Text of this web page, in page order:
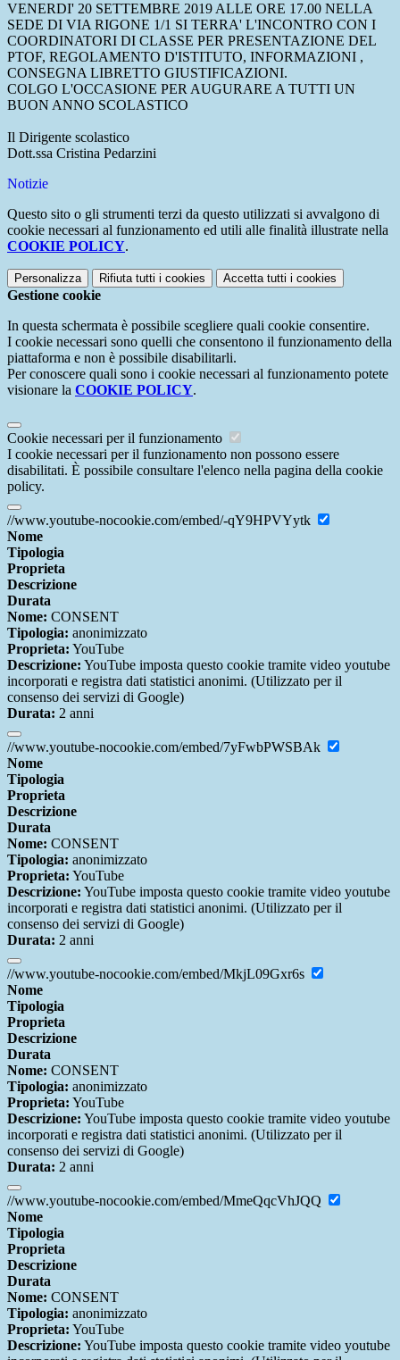
VENERDI' 20 SETTEMBRE 2019 ALLE ORE 17.00 NELLA
SEDE DI VIA RIGONE 1/1 SI TERRA' L'INCONTRO CON I
COORDINATORI DI CLASSE PER PRESENTAZIONE DEL
PTOF, REGOLAMENTO D'ISTITUTO, INFORMAZIONI ,
CONSEGNA LIBRETTO GIUSTIFICAZIONI.
COLGO L'OCCASIONE PER AUGURARE A TUTTI UN
BUON ANNO SCOLASTICO
Il Dirigente scolastico
Dott.ssa Cristina Pedarzini
Notizie
Questo sito o gli strumenti terzi da questo utilizzati si avvalgono di
cookie necessari al funzionamento ed utili alle finalità illustrate nella
COOKIE POLICY.
Personalizza Rifiuta tutti i cookies Accetta tutti i cookies
Gestione cookie
In questa schermata è possibile scegliere quali cookie consentire.
I cookie necessari sono quelli che consentono il funzionamento della
piattaforma e non è possibile disabilitarli.
Per conoscere quali sono i cookie necessari al funzionamento potete
visionare la COOKIE POLICY.
Cookie necessari per il funzionamento
I cookie necessari per il funzionamento non possono essere
disabilitati. È possibile consultare l'elenco nella pagina della cookie
policy.
//www.youtube-nocookie.com/embed/-qY9HPVYytk
Nome
Tipologia
Proprieta
Descrizione
Durata
Nome: CONSENT
Tipologia: anonimizzato
Proprieta: YouTube
Descrizione: YouTube imposta questo cookie tramite video youtube
incorporati e registra dati statistici anonimi. (Utilizzato per il
consenso dei servizi di Google)
Durata: 2 anni
//www.youtube-nocookie.com/embed/7yFwbPWSBAk
Nome
Tipologia
Proprieta
Descrizione
Durata
Nome: CONSENT
Tipologia: anonimizzato
Proprieta: YouTube
Descrizione: YouTube imposta questo cookie tramite video youtube
incorporati e registra dati statistici anonimi. (Utilizzato per il
consenso dei servizi di Google)
Durata: 2 anni
//www.youtube-nocookie.com/embed/MkjL09Gxr6s
Nome
Tipologia
Proprieta
Descrizione
Durata
Nome: CONSENT
Tipologia: anonimizzato
Proprieta: YouTube
Descrizione: YouTube imposta questo cookie tramite video youtube
incorporati e registra dati statistici anonimi. (Utilizzato per il
consenso dei servizi di Google)
Durata: 2 anni
//www.youtube-nocookie.com/embed/MmeQqcVhJQQ
Nome
Tipologia
Proprieta
Descrizione
Durata
Nome: CONSENT
Tipologia: anonimizzato
Proprieta: YouTube
Descrizione: YouTube imposta questo cookie tramite video youtube